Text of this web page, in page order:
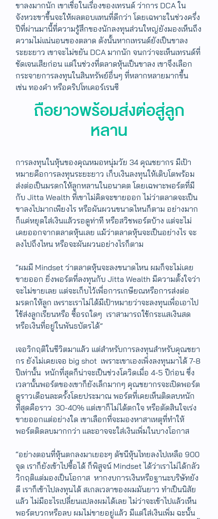
ขาลงมากนัก เขาเชื่อในเรื่องของเทรนด์ ว่าการ DCA ใน
จังหวะขาขึ้นจะให้ผลตอบแทนที่ดีกว่า โดยเฉพาะในช่วงครึ่ง
ปีที่ผ่านมานี้ที่​ความรู้สึกของนักลงทุนส่วนใหญ่ยังมองเห็นถึง
ความไม่แน่นอนของตลาด ดังนั้นหากเทรนด์ยังเป็นขาลง
ระยะยาว เขาจะไม่ขยัน DCA มากนัก จนกว่าจะเห็นเทรนด์ที่
ชัดเจนเสียก่อน แต่ในช่วงที่ตลาดหุ้นเป็นขาลง เขาจึงเลือก
กระจายการลงทุนในสินทรัพย์อื่นๆ ที่หลากหลายมากขึ้น
เช่น ทองคำ หรือคริปโทเคอร์เรนซี
ถือยาวพร้อมส่งต่อสู่ลูก
หลาน
การลงทุนในหุ้นของคุณหมอหนุ่มวัย 34 คุณชยากร มีเป้า
หมายคือการลงทุนระยะยาว เก็บเงินลงทุนให้เติบโตพร้อม
ส่งต่อเป็นมรดกให้ลูกหลานในอนาคต โดยเฉพาะพอร์ตที่มี
กับ Jitta Wealth ที่เขาไม่คิดจะขายออก ไม่ว่าตลาดจะเป็น
ขาลงไปมากเพียงไร หรือผันผวนขนาดไหนก็ตาม อย่างมาก
ก็แค่หยุดใส่เงินแล้วรอดูท่าที หรือสวิชพอร์ตบ้าง​ แต่จะไม่
เคยออกจากตลาดหุ้นเลย แม้ว่าตลาดหุ้นจะเป็นอย่างไร จะ
ลงไปถึงไหน หรือจะผันผวนอย่างไรก็ตาม
“ผมมี Mindset ว่าตลาดหุ้นจะลงขนาดไหน ผมก็จะไม่เคย
ขายออก ยิ่งพอร์ตที่ลงทุนกับ Jitta Wealth มีความตั้งใจว่า
จะไม่ขายเลย แต่จะเก็บไว้เพื่อการเกษียณหรือการส่งต่อ
มรดกให้ลูก เพราะเราไม่ได้มีเป้าหมายว่าจะลงทุนเพื่อเอาไป
ใช้ส่งลูกเรียนหรือ ซื้อรถใดๆ เราสามารถใช้กระแสเงินสด
หรือเงินที่อยู่ในพันธบัตร​ได้”
เจอวิกฤติในชีวิตมาแล้ว แต่สำหรับการลงทุนสำหรับคุณชยา
กร ยังไม่เคยเจอ big shot เพราะเขาเองเพิ่งลงทุนมาได้ 7-8
ปีเท่านั้น​ หนักที่สุดก็น่าจะเป็นช่วงโควิดเมื่อ 4-5 ปีก่อน ซึ่ง
เวลานั้นพอร์ตของเขาก็ยังเล็กมากๆ คุณชยากรจะเปิดพอร์ต
ดูราวเดือนละครั้งโดยประมาณ พอร์ตที่เคยเห็นติดลบหนัก
ที่สุดคือราว 30-40% แต่เขาก็ไม่ได้ตกใจ หรือตัดสินใจเร่ง
ขายออกแต่อย่างใด เขาเลือกที่จะมองหาสาเหตุที่ทำให้
พอร์ตติดลบมากกว่า และอาจจะใส่เงินเพิ่มในบางโอกาส
“อย่างตอนที่หุ้นตกลงมาเยอะๆ ดัชนีหุ้นไทยลงไปเหลือ 900
จุด เราก็ยังเข้าไปซื้อได้ ก็พิสูจน์ Mindset ได้ว่าเราไม่ได้กลัว
วิกฤติแต่มองเป็นโอกาส หากงบการเงินหรือฐานะบริษัทยัง
ดี เราก็เข้าไปลงทุนได้ สเกลเวลาของผมมันยาว ทำเป็นนิสัย
แล้ว ​ไม่มีอะไรเปลี่ยนแปลงผมได้เลย ไม่ว่าจะเข้าไปแล้วเห็น
พอร์ตบวกหรือลบ ผมไม่ขายอยู่แล้ว มีแต่ใส่เงินเพิ่ม ฉะนั้น